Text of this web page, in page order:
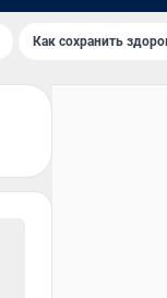
Как сохранить